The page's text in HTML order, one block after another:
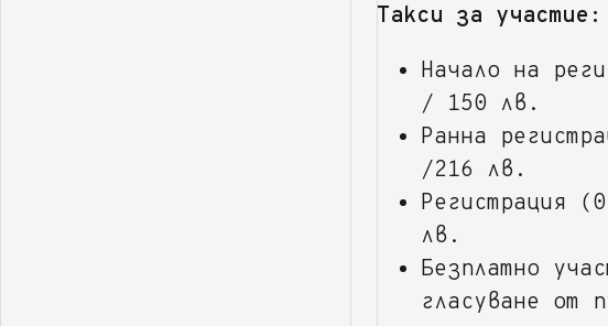
Такси за участие:
Начало на
/ 150 лв.
Ранна
/216 лв.
Регистрация
лв.
Безплатно
гласуване от